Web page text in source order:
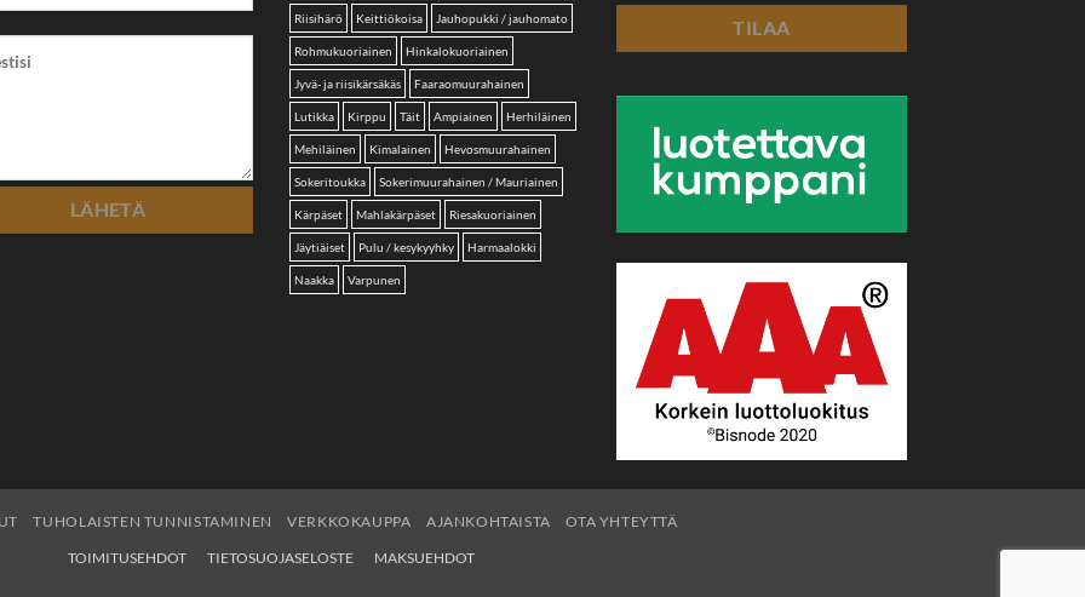
Riisihärö Keittiökoisa Jauhopukki / jauhomato
Rohmukuoriainen Hinkalokuoriainen
Jyvä- ja riisikärsäkäs Faaraomuurahainen
Lutikka Kirppu Täit Ampiainen Herhiläinen
Mehiläinen Kimalainen Hevosmuurahainen
Sokeritoukka Sokerimuurahainen / Mauriainen
Kärpäset Mahlakärpäset Riesakuoriainen
Jäytiäiset Pulu / kesykyyhky Harmaalokki
Naakka Varpunen
TUHOLAISTEN TUNNISTAMINEN VERKKOKAUPPA AJANKOHTAISTA
OTA YHTEYTTÄ
TOIMITUSEHDOT
TIETOSUOJASELOSTE MAKSUEHDOT